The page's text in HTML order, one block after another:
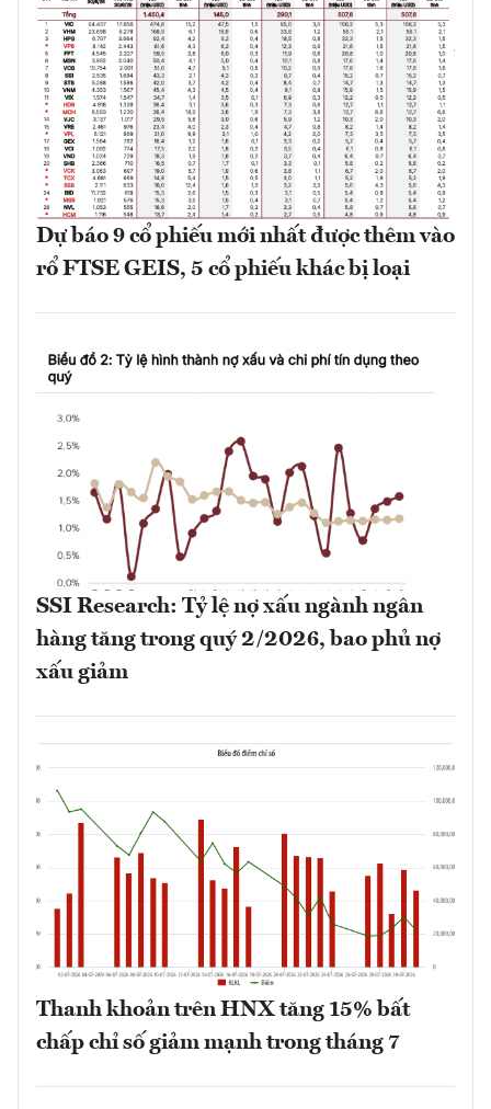
Dự báo 9 cổ phiếu mới nhất được thêm vào
rổ FTSE GEIS, 5 cổ phiếu khác bị loại
SSI Research: Tỷ lệ nợ xấu ngành ngân
hàng tăng trong quý 2/2026, bao phủ nợ
xấu giảm
Thanh khoản trên HNX tăng 15% bất
chấp chỉ số giảm mạnh trong tháng 7